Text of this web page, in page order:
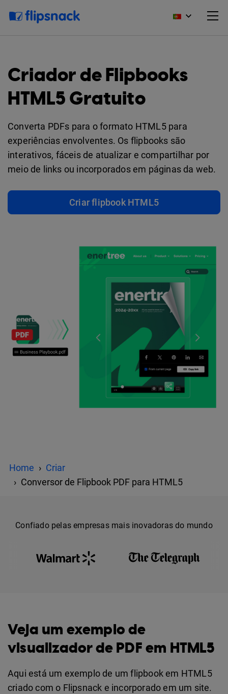
Criador de Flipbooks
HTML5 Gratuito
Converta PDFs para o formato HTML5 para
experiências envolventes. Os flipbooks são
interativos, fáceis de atualizar e compartilhar por
meio de links ou incorporados em páginas da web.
Criar flipbook HTML5
Home
Criar
Conversor de Flipbook PDF para HTML5
Confiado pelas empresas mais inovadoras do mundo
Veja um exemplo de
visualizador de PDF em HTML5
Aqui está um exemplo de um flipbook em HTML5
criado com o Flipsnack e incorporado em um site.